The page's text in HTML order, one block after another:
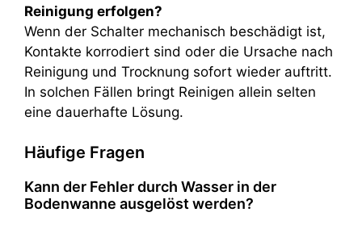
Reinigung erfolgen?
Wenn der Schalter mechanisch beschädigt ist,
Kontakte korrodiert sind oder die Ursache nach
Reinigung und Trocknung sofort wieder auftritt.
In solchen Fällen bringt Reinigen allein selten
eine dauerhafte Lösung.
Häufige Fragen
Kann der Fehler durch Wasser in der
Bodenwanne ausgelöst werden?